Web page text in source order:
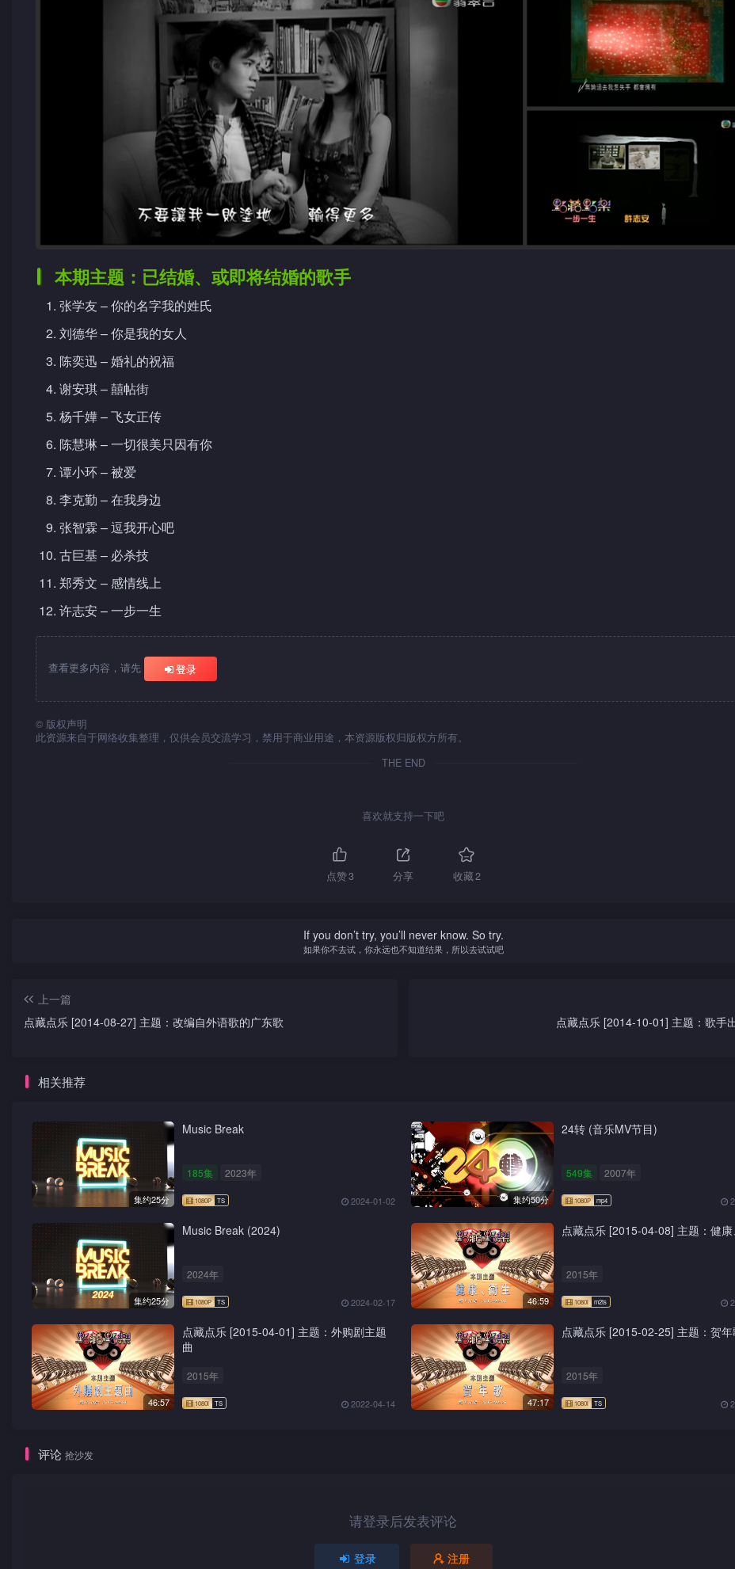
本期主题：已结婚、或即将结婚的歌手
张学友 – 你的名字我的姓氏
刘德华 – 你是我的女人
陈奕迅 – 婚礼的祝福
谢安琪 – 囍帖街
杨千嬅 – 飞女正传
陈慧琳 – 一切很美只因有你
谭小环 – 被爱
李克勤 – 在我身边
张智霖 – 逗我开心吧
古巨基 – 必杀技
郑秀文 – 感情线上
许志安 – 一步一生
查看更多内容，请先 登录
© 版权声明
此资源来自于网络收集整理，仅供会员交流学习，禁用于商业用途，本资源版权归版权方所有。
THE END
喜欢就支持一下吧
点赞3 分享 收藏2
If you don’t try, you’ll never know. So try.
如果你不去试，你永远也不知道结果，所以去试试吧
上一篇
点藏点乐 [2014-08-27] 主题：改编自外语歌的广东歌
点藏点乐 [2014-10-01] 主题：歌手
相关推荐
集约25分
Music Break
185集 2023年
2024-01-02 集约50分
24转 (音乐MV节目)
549集 2007年
集约25分
Music Break (2024)
2024年
2024-02-17 46:59
点藏点乐 [2015-04-08] 主题：健
2015年
46:57
点藏点乐 [2015-04-01] 主题：外购剧主题
曲
2015年
2022-04-14 47:17
点藏点乐 [2015-02-25] 主题：贺年
2015年
评论 抢沙发
请登录后发表评论
登录 注册